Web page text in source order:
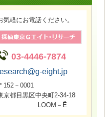
気軽にお電話ください。
03-4446-7874
eight.jp
152－0001
京都目黒区中央町2-34-18
LOOM－Ë